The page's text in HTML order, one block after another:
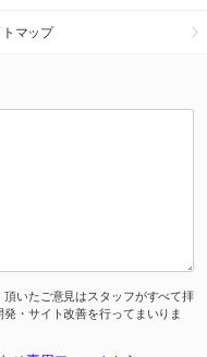
マップ
いたご意見はスタッフがすべて拝
・サイト改善を行ってまいりま